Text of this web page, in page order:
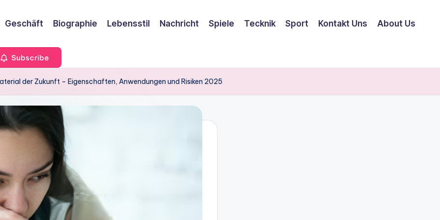
Geschäft Biographie Lebensstil Nachricht Spiele Tecknik Sport Kontakt Uns About Us
Subscribe
der Zukunft – Eigenschaften, Anwendungen und Risiken 2025